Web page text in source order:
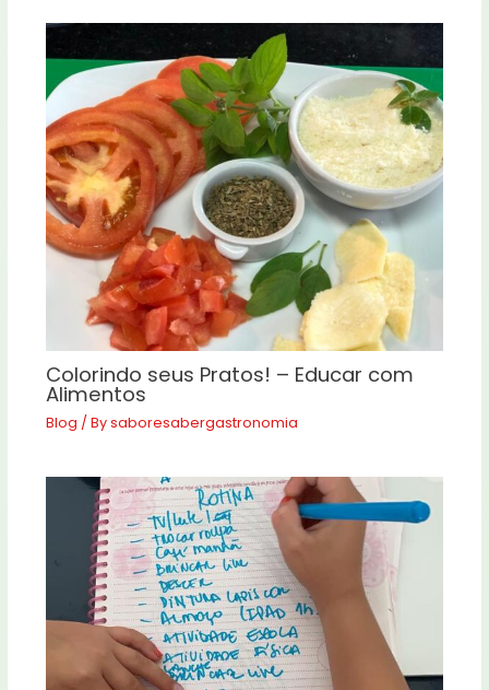
Colorindo seus Pratos! – Educar com
Alimentos
Blog / Bysaboresabergastronomia